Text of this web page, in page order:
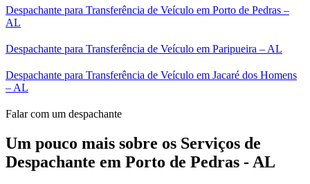
Despachante para Transferência de Veículo em Porto de Pedras –
AL
Despachante para Transferência de Veículo em Paripueira – AL
Despachante para Transferência de Veículo em Jacaré dos Homens
– AL
Falar com um despachante
Um pouco mais sobre os Serviços de
Despachante em Porto de Pedras - AL